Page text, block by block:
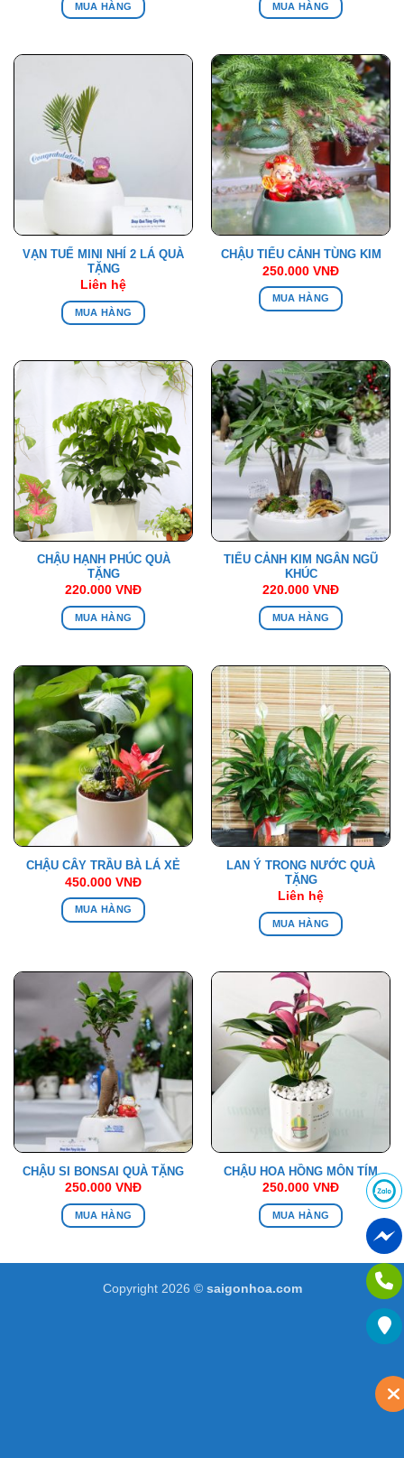
MUA HÀNG MUA HÀNG
VẠN TUẾ MINI NHÍ 2 LÁ QUÀ
TẶNG
Liên hệ
MUA HÀNG
CHẬU TIỂU CẢNH TÙNG KIM
250.000 VNĐ
MUA HÀNG
CHẬU HẠNH PHÚC QUÀ
TẶNG
220.000 VNĐ
MUA HÀNG
TIỂU CẢNH KIM NGÂN NGŨ
KHÚC
220.000 VNĐ
MUA HÀNG
CHẬU CÂY TRẦU BÀ LÁ XẺ
450.000 VNĐ
MUA HÀNG
LAN Ý TRONG NƯỚC QUÀ
TẶNG
Liên hệ
MUA HÀNG
CHẬU SI BONSAI QUÀ TẶNG
250.000 VNĐ
MUA HÀNG
CHẬU HOA HỒNG MÔN TÍM
250.000 VNĐ
MUA HÀNG
Copyright 2026 © saigonhoa.com